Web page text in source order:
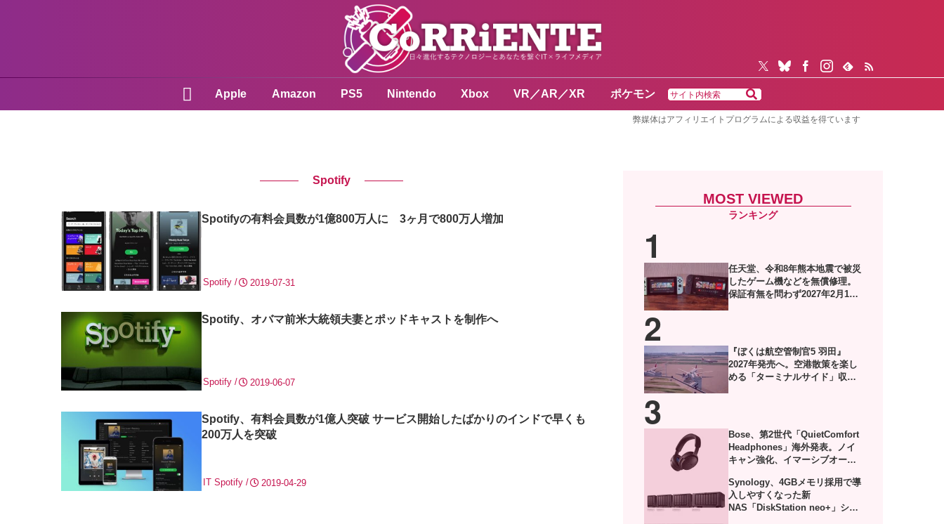
Apple Amazon PS5 Nintendo Xbox VR／AR／XR ポケモン
弊媒体はアフィリエイトプログラムによる収益を得ています
Spotify
Spotifyの有料会員数が1億800万人に 3ヶ月で800万人増加
2019-07-31
Spotify
Spotify、オバマ前米大統領夫妻とポッドキャストを制作へ
2019-06-07
Spotify
Spotify、有料会員数が1億人突破 サービス開始したばかりのインドで早くも
200万人を突破
2019-04-29
IT Spotify
MOST VIEWED
任天堂、令和8年熊本地震で被災
したゲーム機などを無償修理。
保証有無を問わず2027年2月1日
『ぼくは航空管制官5 羽田』
2027年発売へ。空港散策を楽し
める「ターミナルサイド」収録
Bose、第2世代「QuietComfort
Headphones」海外発表。ノイ
キャン強化、イマーシブオーデ
Synology、4GBメモリ採用で導
入しやすくなった新
NAS「DiskStation neo+」シリ